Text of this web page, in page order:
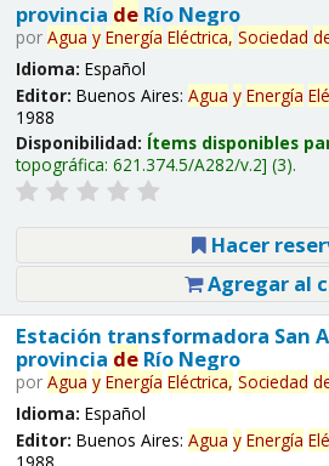
provincia deRío Negro
por Agua y Energía Eléctrica, Sociedad
Idioma: Español
Editor: Buenos Aires: Agua y Energía
1988
Disponibilidad: Ítems disponibles
topográfica: 621.374.5/A282/v.2 (3).
Hacer
Agregar al
Estación transformadora San
provincia deRío Negro
por Agua y Energía Eléctrica, Sociedad
Idioma: Español
Editor: Buenos Aires: Agua y Energía
1988